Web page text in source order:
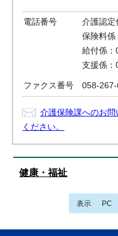
電話番号
介護認
保険料係
給付係
支援係
ファクス番号 058-
介護保険課へのお
ください。
健康・福祉
表示 PC